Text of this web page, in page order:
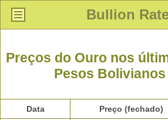
Bullion
Preços do Ouro nos
Pesos
Data Preço (fechado)